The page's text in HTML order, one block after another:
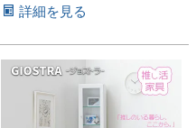
詳細を見る